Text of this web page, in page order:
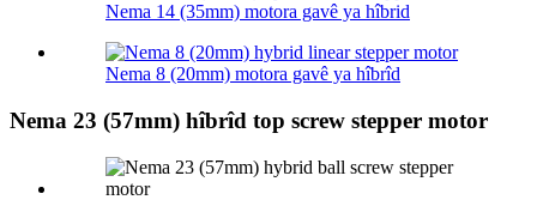
Nema 14 (35mm) motora gavê ya hîbrid
Nema 8 (20mm) motora gavê ya hîbrîd
Nema 23 (57mm) hîbrîd top screw stepper motor